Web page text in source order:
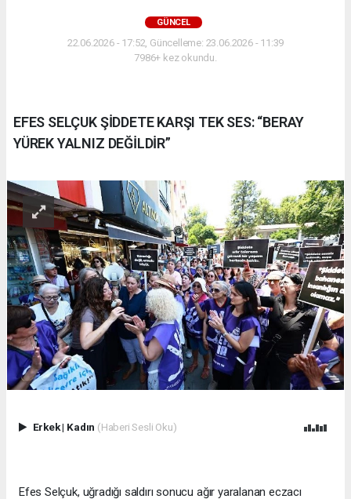
GÜNCEL
22.06.2026 - 17:52, Güncelleme: 23.06.2026 - 11:39
7986+ kez okundu.
EFES SELÇUK ŞİDDETE KARŞI TEK SES: “BERAY
YÜREK YALNIZ DEĞİLDİR”
Erkek| Kadın (Haberi Sesli Oku)
Efes Selçuk, uğradığı saldırı sonucu ağır yaralanan eczacı